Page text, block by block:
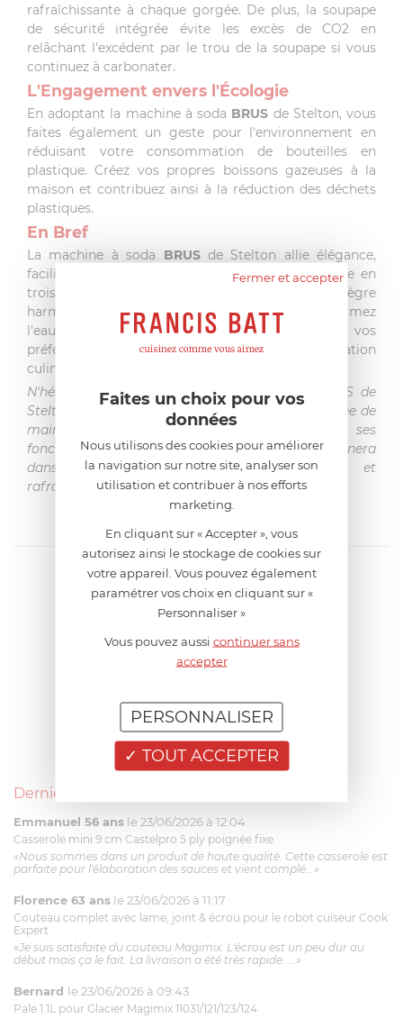
rafraîchissante à chaque gorgée. De plus, la soupape
de sécurité intégrée évite les excès de CO2 en
relâchant l'excédent par le trou de la soupape si vous
continuez à carbonater.
L'Engagement envers l'Écologie
En adoptant la machine à soda BRUS de Stelton, vous
faites également un geste pour l'environnement en
réduisant votre consommation de bouteilles en
plastique. Créez vos propres boissons gazeuses à la
maison et contribuez ainsi à la réduction des déchets
plastiques.
En Bref
La machine à soda BRUSde Stelton allie élégance,
facilité d'utilisation et personnalisation. Disponible en
trois coloris attrayants, elle s'intègre
harmonieusement dans votre quotidien. Transformez
l'eau plate en une boisson pétillante selon vos
préférences, et faites l'expérience de l'innovation
culinaire à chaque gorgée.
N'hésitez pas à choisir la machine à soda BRUS de
Stelton pour un rafraîchissement pétillant à portée de
main. Avec son design sophistiqué et ses
fonctionnalités avancées, elle vous accompagnera
dans la création de boissons uniques et
rafraîchissantes, à déguster en toute occasion.
Derniers avis produits
Emmanuel 56 ans le 23/06/2026 à 12:04
Casserole mini 9 cm Castelpro 5 ply poignée fixe
«Nous sommes dans un produit de haute qualité. Cette casserole est
parfaite pour l'élaboration des sauces et vient complé...»
Florence 63 ans le 23/06/2026 à 11:17
Couteau complet avec lame, joint & écrou pour le robot cuiseur Cook
Expert
«Je suis satisfaite du couteau Magimix. L'écrou est un peu dur au
début mais ça le fait. La livraison a été très rapide. ...»
Bernard le 23/06/2026 à 09:43
Pale 1.1L pour Glacier Magimix 11031/121/123/124
Fermer et accepter
Faites un choix pour vos
données
Nous utilisons des cookies pour améliorer
la navigation sur notre site, analyser son
utilisation et contribuer à nos efforts
marketing.
En cliquant sur « Accepter », vous
autorisez ainsi le stockage de cookies sur
votre appareil. Vous pouvez également
paramétrer vos choix en cliquant sur «
Personnaliser »
Vous pouvez aussi continuer sans
accepter
TOUT ACCEPTER
PERSONNALISER